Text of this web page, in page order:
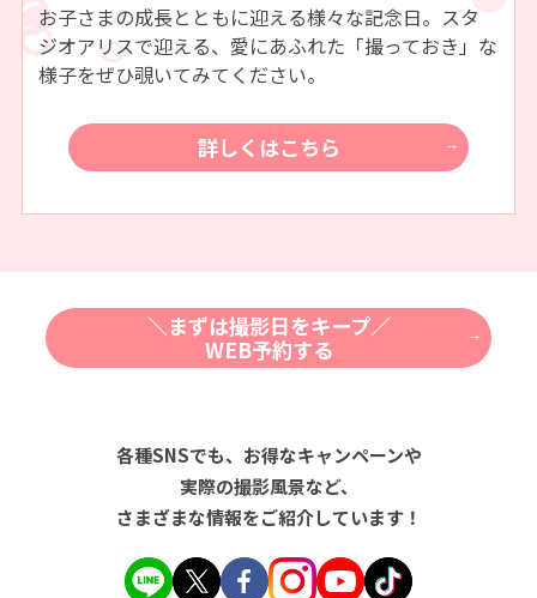
お子さまの成長とともに迎える様々な記念日。 スタ
ジオアリスで迎える、 愛にあふれた「撮っておき」な
様子をぜひ覗いてみてください。
詳しくはこちら
＼まずは撮影日をキープ／
WEB予約する
各種SNSでも、お得なキャンペーンや
実際の撮影風景など、
さまざまな情報をご紹介しています！